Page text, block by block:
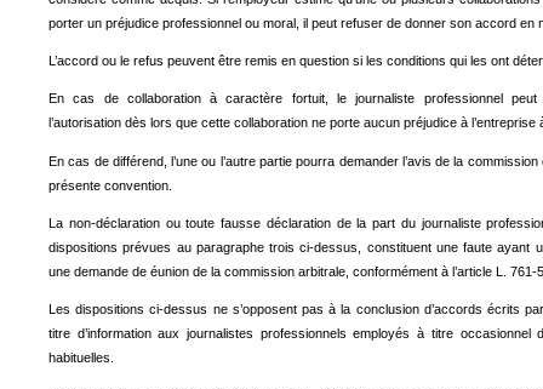
porter un préjudice professionnel ou moral, il peut refuser de donner son accord en
L’accord ou le refus peuvent être remis en question si les conditions qui les ont
En cas de collaboration à caractère fortuit, le journaliste professionnel peut
l’autorisation dès lors que cette collaboration ne porte aucun préjudice à l’entreprise
En cas de différend, l’une ou l’autre partie pourra demander l’avis de la
présente convention.
La non-déclaration ou toute fausse déclaration de la part du journaliste
dispositions prévues au paragraphe trois ci-dessus, constituent une faute ayant
une demande de éunion de la commission arbitrale, conformément à l’article L.
Les dispositions ci-dessus ne s’opposent pas à la conclusion d’accords écrits
titre d’information aux journalistes professionnels employés à titre occasionnel
habituelles.